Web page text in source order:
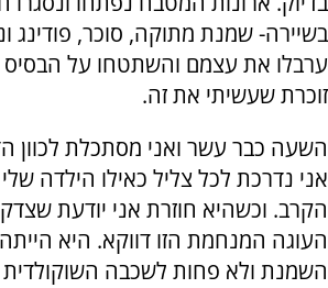
בשיירה- שמנת מתוקה, סוכר, פודינג
ערבלו את עצמם והשתטחו על הבסיס
זוכרת שעשיתי את זה.
השעה כבר עשר ואני מסתכלת לכוון
אני נדרכת לכל צליל כאילו הילדה
הקרב. וכשהיא חוזרת אני יודעת
העוגה המנחמת הזו דווקא. היא
השמנת ולא פחות לשכבה השוקולדית